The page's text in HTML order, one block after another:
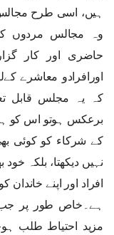
ہیں، اسی طرح
وہ مجالس مردوں
حاضری اور کار
اورافرادو معاشرے
کہ یہ مجلس قابل
برعکس ہوتو اس کو
کے شرکاء کو کوئی
نہیں دیکھتا، بلکہ
افراد اور اپنے
ہے۔خاص طور پر جب
مزید احتیاط طلب